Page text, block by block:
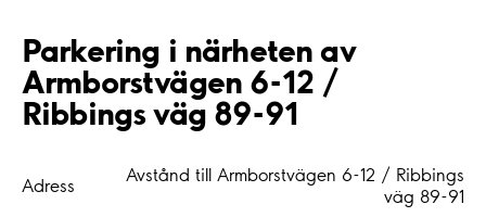
Parkering i närheten av
Armborstvägen 6-12 /
Ribbings väg 89-91
Adress
Avstånd till Armborstvägen 6-12 / Ribbings
väg 89-91